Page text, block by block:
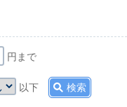
円まで
以下